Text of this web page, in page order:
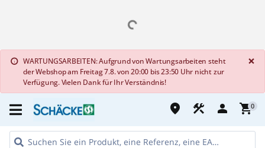
info WARTUNGSARBEITEN: Aufgrund von Wartungsarbeiten steht
der Webshop am Freitag 7.8. von 20:00 bis 23:50 Uhr nicht zur
Verfügung. Vielen Dank für Ihr Verständnis!
×
place construction person shopping_cart0